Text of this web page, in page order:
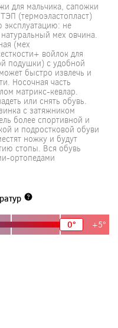
для мальчика, сапожки
(термоэластопласт)
эксплуатацию: не
мех овчина.
(мех
войлок для
подушки) с удобной
быстро извлечь и
Носочная часть
матрикс-кевлар.
или снять обувь.
с затяжником
более спортивной и
и подростковой обуви
ножку и будут
стопы. Вся обувь
ортопедами
0° +5°